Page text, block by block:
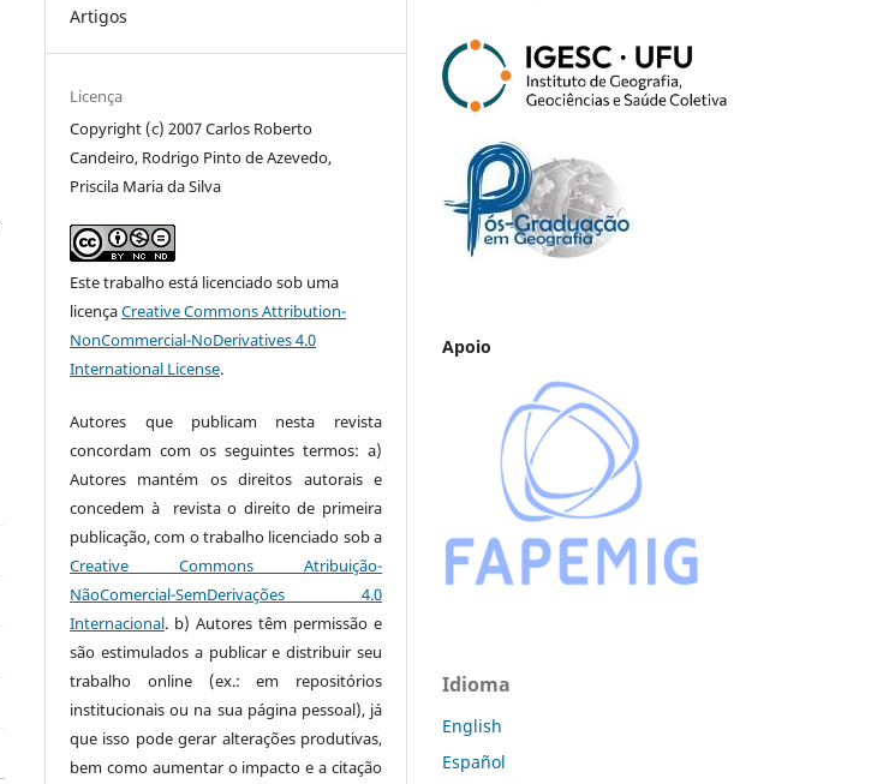
Artigos
Licença
Copyright (c) 2007 Carlos Roberto
Candeiro, Rodrigo Pinto de Azevedo,
Priscila Maria da Silva
Este trabalho está licenciado sob uma
licençaCreative Commons Attribution-
NonCommercial-NoDerivatives 4.0
International License.
Autores que publicam nesta revista
concordam com os seguintes termos: a)
Autores mantém os direitos autorais e
concedem à revista o direito de primeira
publicação, com o trabalho licenciado sob a
Creative Commons Atribuição-
NãoComercial-SemDerivações 4.0
Internacional. b) Autores têm permissão e
são estimulados a publicar e distribuir seu
trabalho online (ex.: em repositórios
institucionais ou na sua página pessoal), já
que isso pode gerar alterações produtivas,
bem como aumentar o impacto e a citação
Apoio
Idioma
English
Español